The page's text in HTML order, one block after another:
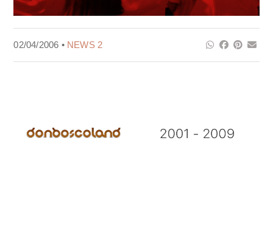
02/04/2006 • NEWS 2